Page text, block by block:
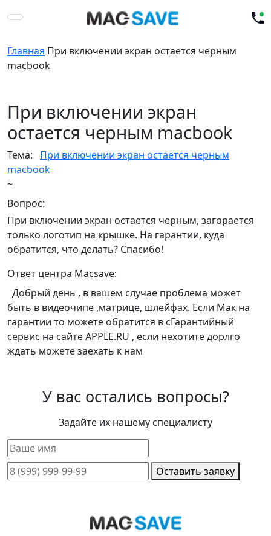
Главная При включении экран остается черным
macbook
При включении экран
остается черным macbook
Тема:
При включении экран остается черным
macbook
~
Вопрос:
При включении экран остается черным, загорается
только логотип на крышке. На гарантии, куда
обратится, что делать? Спасибо!
Ответ центра Macsave:
Добрый день , в вашем случае проблема может
быть в видеочипе ,матрице, шлейфах. Если Мак на
гарантии то можете обратится в сГарантийный
сервис на сайте APPLE.RU , если нехотите дорлго
ждать можете заехать к нам
У вас остались вопросы?
Задайте их нашему специалисту
Оставить заявку